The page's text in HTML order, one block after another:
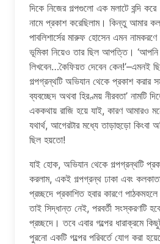
দিকে নিজের গল্পগুলো এক মলাটে বন্দি
নামে প্রকাশ করেছিলাম। কিন্তু আমার
পাবলিশার্সের মারুফ হোসেন এমন
ভূমিকা নিয়েও তার ছিল আপত্তি।
লিখবেন…কৈফিয়ত দেবেন কেন!’–এমনই
গল্পগ্রন্থটি অভিযান থেকে প্রকাশ করার
ব্যবচ্ছেদ অথবা হিরণ্ময় নীরবতা’ নামটি
এককথায় রাজি হয়ে যাই, কারণ আমারও
যথার্থ, আগেরটার মধ্যে তাড়াহুড়ো কিংবা
ছিল হয়তো!
যাই হোক, অভিযান থেকে গল্পগ্রন্থটি
করলাম, একই গল্পগ্রন্থ ঢাকা এবং
প্রচ্ছদে প্রকাশিত হবার কারণে পাঠকমহলে
তাই সিদ্ধান্ত নেই, পরবর্তী সংস্করণটি
প্রচ্ছদে। তবে এবার গল্পের ধারাক্রমে
পুরনো একটি গল্পের পরিবর্তে যোগ করা